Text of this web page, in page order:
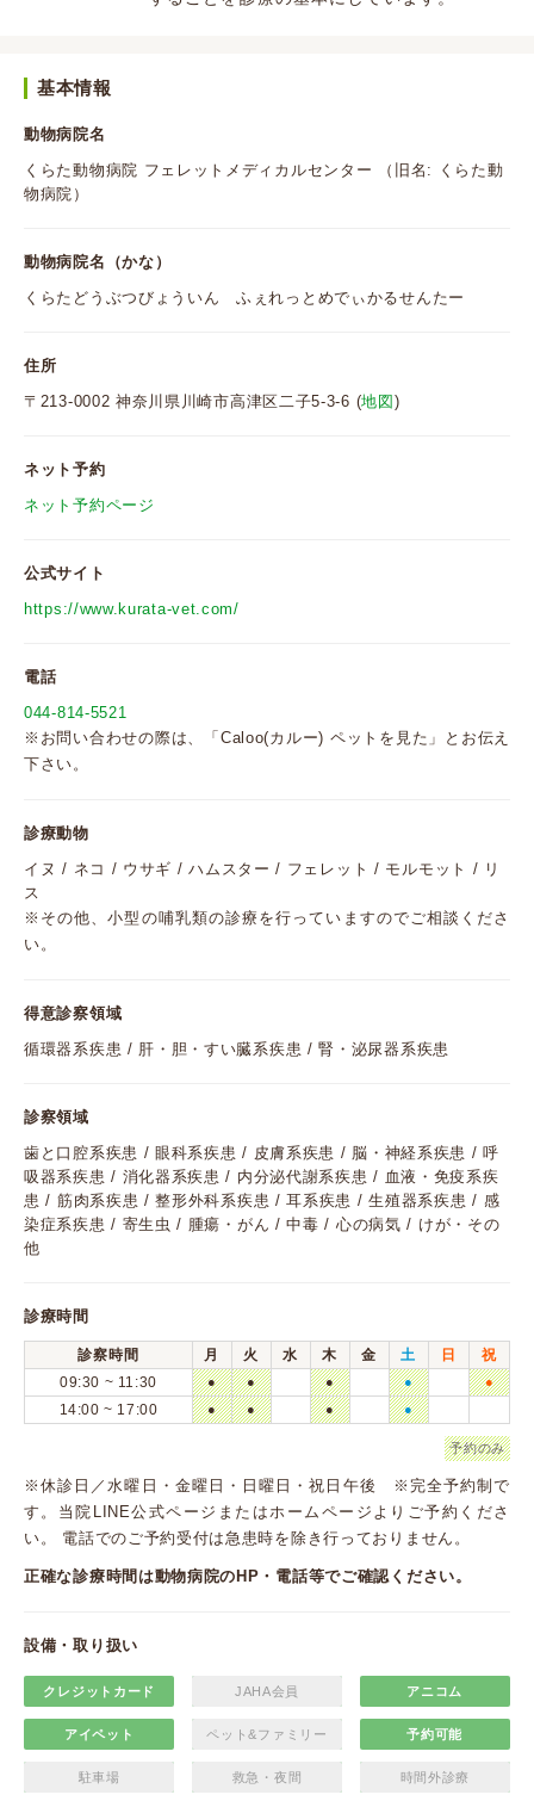
基本情報
動物病院名
くらた動物病院 フェレットメディカルセンター （旧名: くらた動
物病院）
動物病院名（かな）
くらたどうぶつびょういん ふぇれっとめでぃかるせんたー
住所
〒213-0002 神奈川県川崎市高津区二子5-3-6 (地図 )
ネット予約
ネット予約ページ
公式サイト
https://www.kurata-vet.com/
電話
044-814-5521
※お問い合わせの際は、「Caloo(カルー) ペットを見た」とお伝え
下さい。
診療動物
イヌ / ネコ / ウサギ / ハムスター / フェレット / モルモット / リ
ス
※その他、小型の哺乳類の診療を行っていますのでご相談くださ
い。
得意診察領域
循環器系疾患 / 肝・胆・すい臓系疾患 / 腎・泌尿器系疾患
診察領域
歯と口腔系疾患 / 眼科系疾患 / 皮膚系疾患 / 脳・神経系疾患 / 呼
吸器系疾患 / 消化器系疾患 / 内分泌代謝系疾患 / 血液・免疫系疾
患 / 筋肉系疾患 / 整形外科系疾患 / 耳系疾患 / 生殖器系疾患 / 感
染症系疾患 / 寄生虫 / 腫瘍・がん / 中毒 / 心の病気 / けが・その
他
診療時間
診察時間 月 火 水 木 金 土 日
祝
09:30 ~ 11:30
● ● ● ● ●
14:00 ~ 17:00 ● ● ● ●
予約のみ
※休診日／水曜日・金曜日・日曜日・祝日午後 ※完全予約制で
す。当院LINE公式ページまたはホームページよりご予約くださ
い。 電話でのご予約受付は急患時を除き行っておりません。
正確な診療時間は動物病院のHP・電話等でご確認ください。
設備・取り扱い
クレジットカード JAHA会員 アニコム
アイペット ペット&ファミリー 予約可能
駐車場 救急・夜間 時間外診療